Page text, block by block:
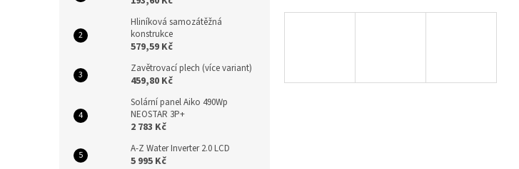
Hliníková samozátěžná
konstrukce
579,59 Kč
Zavětrovací plech (více variant)
459,80 Kč
Solární panel Aiko 490Wp
NEOSTAR 3P+
2 783 Kč
A-Z Water Inverter 2.0 LCD
5 995 Kč